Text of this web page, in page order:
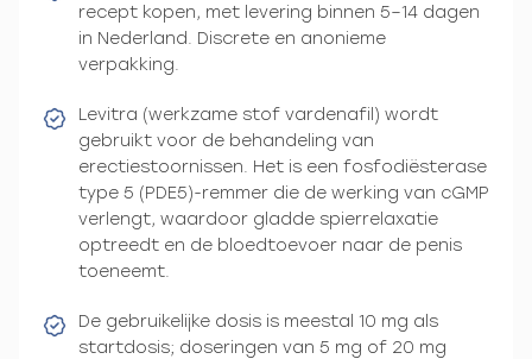
recept kopen, met levering binnen 5–14 dagen
in Nederland. Discrete en anonieme
verpakking.
Levitra (werkzame stof vardenafil) wordt
gebruikt voor de behandeling van
erectiestoornissen. Het is een fosfodiësterase
type 5 (PDE5)-remmer die de werking van cGMP
verlengt, waardoor gladde spierrelaxatie
optreedt en de bloedtoevoer naar de penis
toeneemt.
De gebruikelijke dosis is meestal 10 mg als
startdosis; doseringen van 5 mg of 20 mg